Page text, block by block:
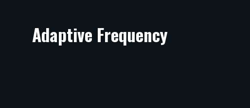
Adaptive Frequency